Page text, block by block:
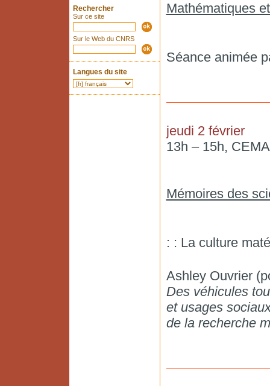
Rechercher
Sur ce site
Sur le Web du CNRS
Langues du site
Mathématiques
Séance animée
jeudi 2 février
13h – 15h,
Mémoires des
: : La culture
Ashley Ouvrier
Des véhicules
et usages
de la recherche